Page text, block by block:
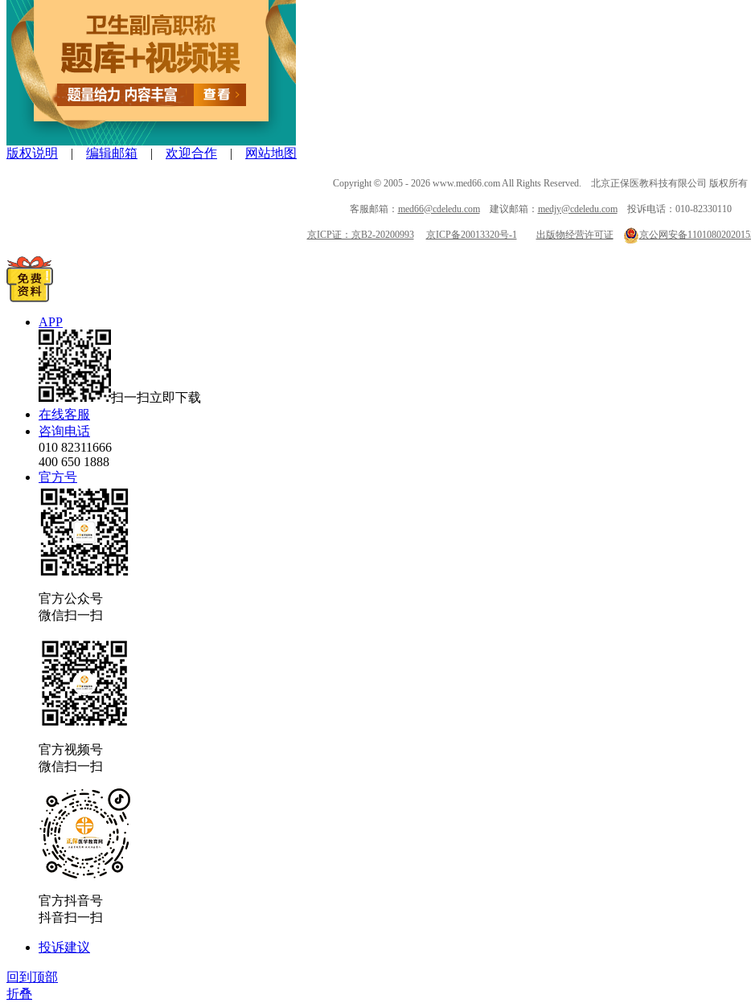
版权说明 | 编辑邮箱 | 欢迎合作 | 网站地图
Copyright © 2005 - 2026 www.med66.com All Rights Reserved. 北京正保医教科技有限公司 版权所有
客服邮箱： med66@cdeledu.com建议邮箱： medjy@cdeledu.com投诉电话：010-82330110
京ICP证：京B2-20200993 京ICP备20013320号-1 出版物经营许可证 京公网安备
APP
扫一扫立即下载
在线客服
咨询电话
010 82311666
400 650 1888
官方号
官方公众号
微信扫一扫
官方视频号
微信扫一扫
官方抖音号
抖音扫一扫
投诉建议
回到顶部
折叠